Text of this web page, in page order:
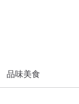
品味美食